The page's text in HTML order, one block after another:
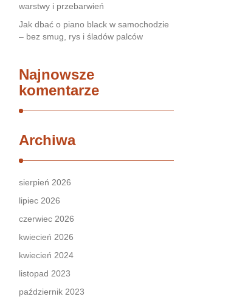
warstwy i przebarwień
Jak dbać o piano black w samochodzie
– bez smug, rys i śladów palców
Najnowsze
komentarze
Archiwa
sierpień 2026
lipiec 2026
czerwiec 2026
kwiecień 2026
kwiecień 2024
listopad 2023
październik 2023